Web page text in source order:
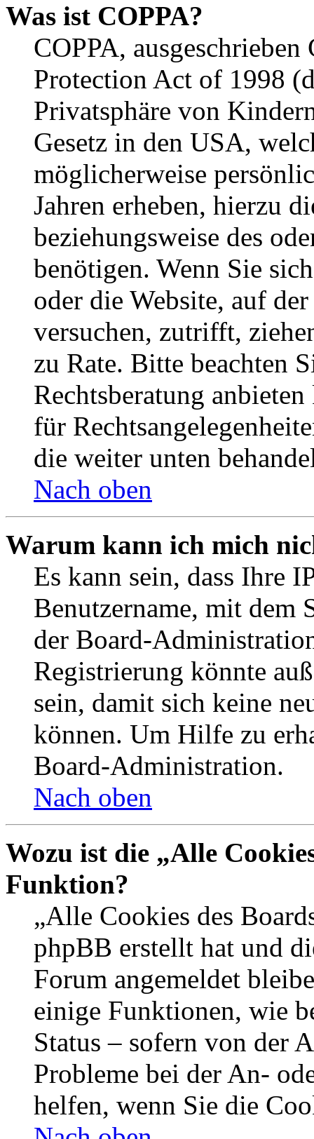
Was ist COPPA?
COPPA,
Protection Act of 1998
Privatsphäre von
Gesetz in den USA,
möglicherweise
Jahren erheben, hierzu
beziehungsweise des
benötigen. Wenn Sie
oder die Website, auf
versuchen, zutrifft,
zu Rate. Bitte beachten
Rechtsberatung
für
die weiter unten
Nach oben
Warum kann ich mich
Es kann sein, dass Ihre
Benutzername, mit dem
der Board-
Registrierung könnte
sein, damit sich keine
können. Um Hilfe zu
Board-Administration.
Nach oben
Wozu ist die „Alle
Funktion?
„Alle Cookies des
phpBB erstellt hat und
Forum angemeldet
einige Funktionen, wie
Status – sofern von der
Probleme bei der An-
helfen, wenn Sie die